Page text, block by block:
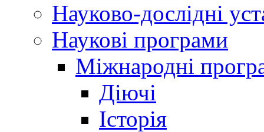
Науково-дослідні
Наукові програми
Міжнародні
Діючі
Історія